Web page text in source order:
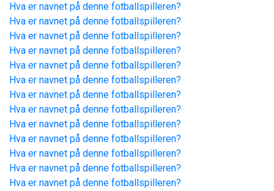
Hva er navnet på denne fotballspilleren?
Hva er navnet på denne fotballspilleren?
Hva er navnet på denne fotballspilleren?
Hva er navnet på denne fotballspilleren?
Hva er navnet på denne fotballspilleren?
Hva er navnet på denne fotballspilleren?
Hva er navnet på denne fotballspilleren?
Hva er navnet på denne fotballspilleren?
Hva er navnet på denne fotballspilleren?
Hva er navnet på denne fotballspilleren?
Hva er navnet på denne fotballspilleren?
Hva er navnet på denne fotballspilleren?
Hva er navnet på denne fotballspilleren?